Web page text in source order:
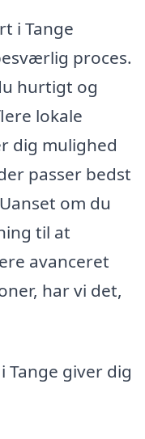
i Tange
proces.
hurtigt og
lokale
dig mulighed
passer bedst
om du
til at
avanceret
har vi det,
giver dig